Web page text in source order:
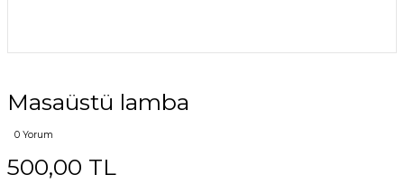
Masaüstü lamba
0 Yorum
500,00 TL